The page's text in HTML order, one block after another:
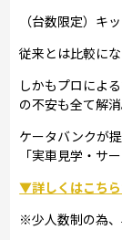
（台数限定）キ
従来とは比較に
しかもプロによ
の不安も全て解消
ケータバンクが
「実車見学・サ
▼詳しくはこちら
※少人数制の為、